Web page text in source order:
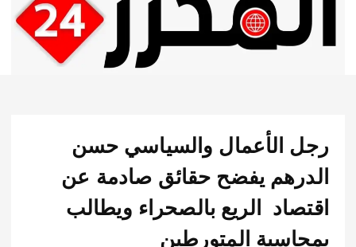
الإدارة: رمضان
التحرير:مني أمين
الأعمال والسياسي حسن
يفضح حقائق صادمة عن
الريع بالصحراء ويطالب
المتورطين